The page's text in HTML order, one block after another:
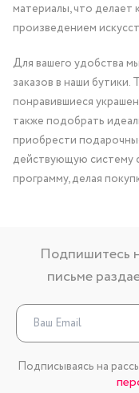
материалы, что делает
произведением
Для вашего удобства
заказов в наши
понравившиеся
также подобрать
приобрести
действующую систему
программу, делая
Подпишитесь
письме
Подписываясь на